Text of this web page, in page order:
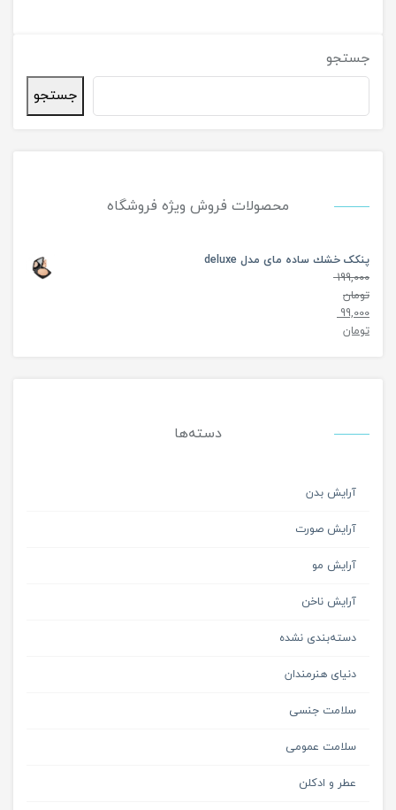
جستجو
جستجو
محصولات فروش ویژه فروشگاه
پنکک خشك ساده مای مدل deluxe
199,000
تومان
99,000
تومان
دسته‌ها
آرایش بدن
آرایش صورت
آرایش مو
آرایش ناخن
دسته‌بندی نشده
دنیای هنرمندان
سلامت جنسی
سلامت عمومی
عطر و ادکلن